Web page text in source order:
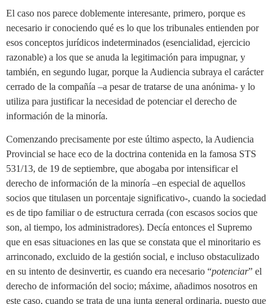
El caso nos parece doblemente interesante, primero, porque es
necesario ir conociendo qué es lo que los tribunales entienden por
esos conceptos jurídicos indeterminados (esencialidad, ejercicio
razonable) a los que se anuda la legitimación para impugnar, y
también, en segundo lugar, porque la Audiencia subraya el carácter
cerrado de la compañía –a pesar de tratarse de una anónima- y lo
utiliza para justificar la necesidad de potenciar el derecho de
información de la minoría.
Comenzando precisamente por este último aspecto, la Audiencia
Provincial se hace eco de la doctrina contenida en la famosa STS
531/13, de 19 de septiembre, que abogaba por intensificar el
derecho de información de la minoría –en especial de aquellos
socios que titulasen un porcentaje significativo-, cuando la sociedad
es de tipo familiar o de estructura cerrada (con escasos socios que
son, al tiempo, los administradores). Decía entonces el Supremo
que en esas situaciones en las que se constata que el minoritario es
arrinconado, excluido de la gestión social, e incluso obstaculizado
en su intento de desinvertir, es cuando era necesario “potenciar” el
derecho de información del socio; máxime, añadimos nosotros en
este caso, cuando se trata de una junta general ordinaria, puesto que